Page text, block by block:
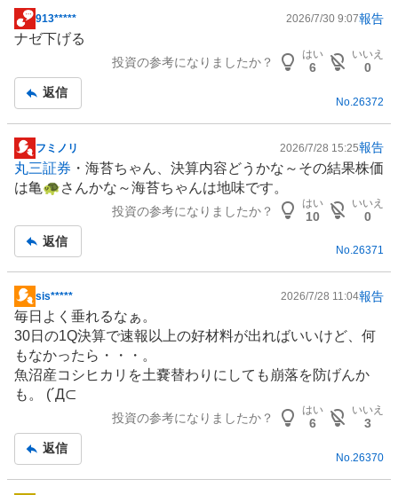
掲
示
事
913***** 2026/7/30 9:07報告
ナゼ下げる
投資の参考になりましたか？
はい
6
いいえ
0
返信
No. 26372
掲
示
板
フミノリ 2026/7/28 15:25報告
丸三証券 ・海苔ちゃん、決算内容どうかな～その結果株価
は亀🐢さんかな～海苔ちゃんは地味です。
投資の参考になりましたか？
はい
10
いいえ
0
返信
No.26371
掲
示
板
記
事
sis***** 2026/7/28 11:04報告
毎日よく垂れるなぁ。
30日の1Q決算で速報以上の好材料が出ればいいけど、何
もなかったら・・・。
魚沼産コシヒカリを土嚢替わりにしても崩落を防げんか
も。 (´Д⊂
投資の参考になりましたか？
はい
6
いいえ
3
返信
No. 26370